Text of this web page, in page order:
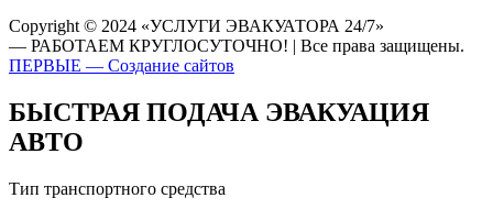
Copyright © 2024 «УСЛУГИ ЭВАКУАТОРА 24/7»
— РАБОТАЕМ КРУГЛОСУТОЧНО! | Все права защищены.
ПЕРВЫЕ — Создание сайтов
БЫСТРАЯ ПОДАЧА ЭВАКУАЦИЯ
АВТО
Тип транспортного средства